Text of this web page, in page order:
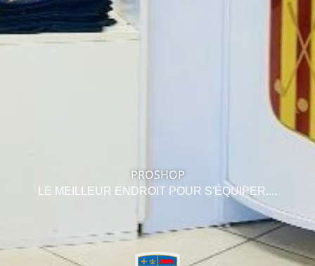
PROSHOP
LE MEILLEUR ENDROIT POUR S'ÉQUIPER....